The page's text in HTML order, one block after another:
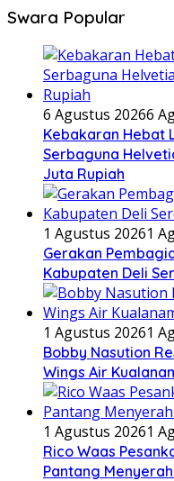
Swara Popular
6 Agustus 20266
Kebakaran Hebat
Serbaguna
Juta Rupiah
1 Agustus 20261
Gerakan
Kabupaten Deli
1 Agustus 20261
Bobby Nasution
Wings Air
1 Agustus 20261
Rico Waas
Pantang